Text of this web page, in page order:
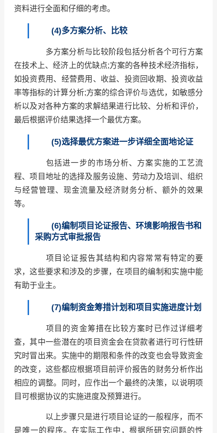
资料进行全面和仔细的考虑。
(4)多方案分析、比较
多方案分析与比较阶段包括分析各个可行方案
在技术上、经济上的优缺点;方案的各种技术经济指标，
如投资费用、经营费用、收益、投资回收期、投资收益
率等指标的计算分析;方案的综合评价与选优，如敏感分
析以及对各种方案的求解结果进行比较、分析和评价，
最后根据评价结果选择一个最优方案。
(5)选择最优方案进一步详细全面地论证
包括进一步的市场分析、方案实施的工艺流
程、项目地址的选择及服务设施、劳动力及培训、组织
与经营管理、现金流量及经济财务分析、额外的效果
等。
(6)编制项目论证报告、环境影响报告书和
采购方式审批报告
项目论证报告其结构和内容常常有特定的要
求，这些要求和涉及的步骤，在项目的编制和实施中能
有助于业主。
(7)编制资金筹措计划和项目实施进度计划
项目的资金筹措在比较方案时已作过详细考
查，其中一些潜在的项目资金会在贷款者进行可行性研
究时冒出来。实施中的期限和条件的改变也会导致资金
的改变，这些都应根据项目前评价报告的财务分析作出
相应的调整。同时，应作出一个最终的决策，以说明项
目可根据协议的实施进度及预算进行。
以上步骤只是进行项目论证的一般程序，而不
是唯一的程序。在实际工作中，根据所研究问题的性